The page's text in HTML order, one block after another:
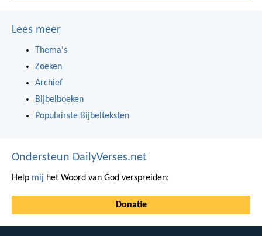
Lees meer
Thema's
Zoeken
Archief
Bijbelboeken
Populairste Bijbelteksten
Ondersteun DailyVerses.net
Help mij het Woord van God verspreiden:
Donatie